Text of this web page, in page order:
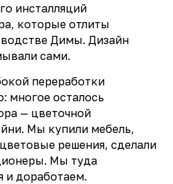
инсталляций
которые отлиты
Димы. Дизайн
сами.
переработки
многое осталось
— цветочной
Мы купили мебель,
решения, сделали
Мы туда
и доработаем.